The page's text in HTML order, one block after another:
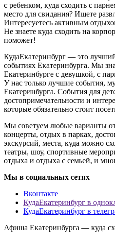
с ребенком, куда сходить с
место для свидания? Ищете
Интересуетесь активным
Не знаете куда сходить на
поможет!
КудаЕкатеринбург — это
событиях Екатеринбурга. Мы
Екатеринбурге с девушкой, с
У нас только лучшие события,
Екатеринбурга. События для
достопримечательности и
которые обязательно стоит
Мы советуем любые варианты
концерты, отдых в парках,
экскурсий, места, куда можно
театры, шоу, спортивные
отдыха и отдыха с семьей, и
Мы в социальных сетях
Вконтакте
КудаЕкатеринбург в
КудаЕкатеринбург в
Афиша Екатеринбурга — куда